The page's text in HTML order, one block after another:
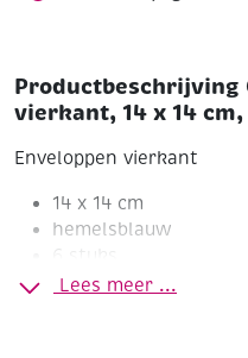
Productbeschrijving
vierkant, 14 x 14
Enveloppen vierkant
14 x 14 cm
hemelsblauw
6 stuks
Lees meer ...